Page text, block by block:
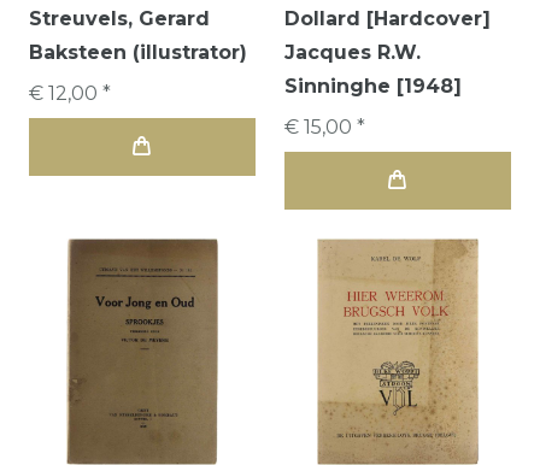
Streuvels, Gerard
Baksteen (illustrator)
€ 12,00 *
Dollard [Hardcover]
Jacques R.W.
Sinninghe [1948]
€ 15,00 *